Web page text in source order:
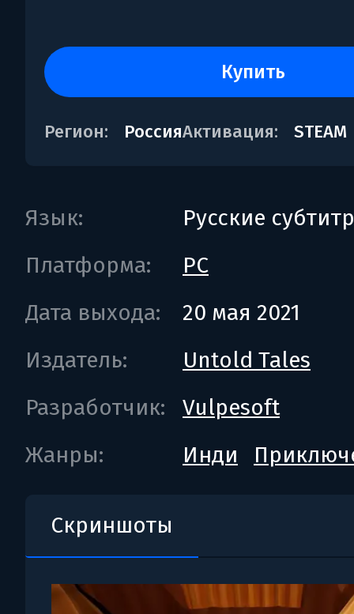
купить
Регион: РоссияАктивация: STEAM
Язык:
Русские
Платформа:
PC
Дата выхода:
20 мая 2021
Издатель:
Untold Tales
Разработчик:
Vulpesoft
Жанры:
Инди
Скриншоты